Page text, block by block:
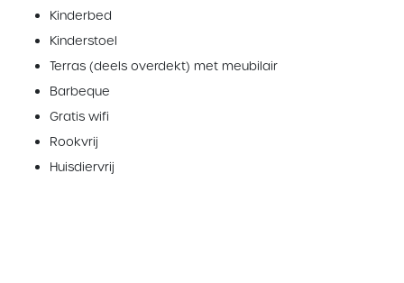
Kinderbed
Kinderstoel
Terras (deels overdekt) met meubilair
Barbeque
Gratis wifi
Rookvrij
Huisdiervrij